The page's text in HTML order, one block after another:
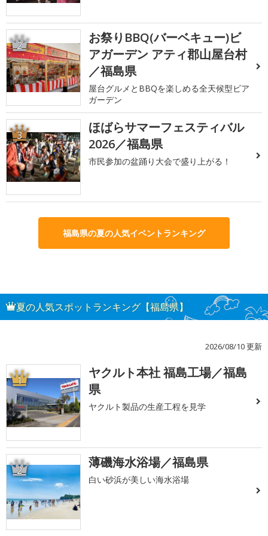
2
お祭りBBQ(バーベキュー)ビ
アガーデン アティ郡山屋台村
／福島県
屋台グルメとBBQを楽しめる全天候型ビア
ガーデン
3
ほばらサマーフェスティバル
2026／福島県
市民参加の盆踊り大会で盛り上がる！
福島県の夏の人気イベントランキング
夏の人気スポットランキング【福島県】
2026/08/10 更新
1
ヤクルト本社 福島工場／福島
県
ヤクルト製品の生産工程を見学
2 薄磯海水浴場／福島県
白い砂浜が美しい海水浴場